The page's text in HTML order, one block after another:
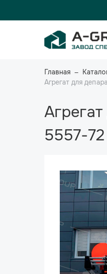
Главная
Агрегат для
5557-72